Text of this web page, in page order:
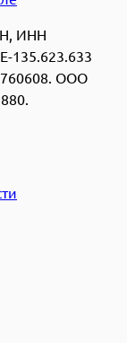
ИНН
135.623.633
ООО